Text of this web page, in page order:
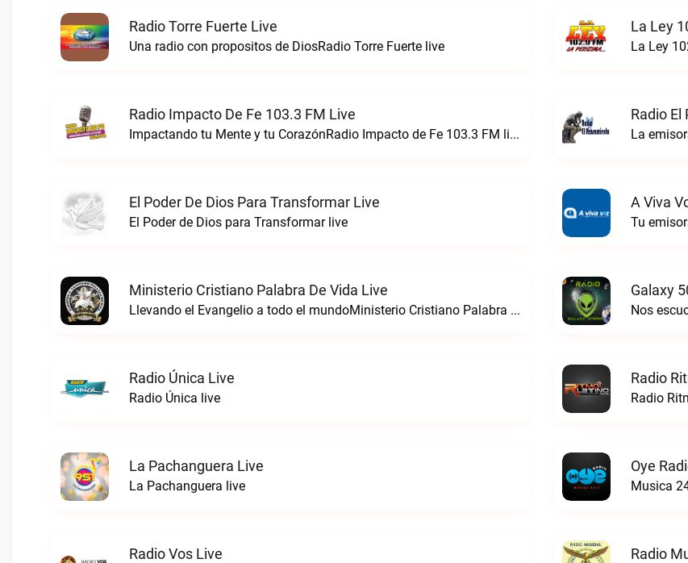
Radio Torre Fuerte Live
Una radio con propositos de DiosRadio Torre Fuerte live
La Ley
La Ley
Radio Impacto De Fe 103.3 FM Live
Impactando tu Mente y tu CorazónRadio Impacto de Fe 103.3 FM live
Radio
La
El Poder De Dios Para Transformar Live
El Poder de Dios para Transformar live
A Viva
Tu
Ministerio Cristiano Palabra De Vida Live
Llevando el Evangelio a todo el mundoMinisterio Cristiano Palabra de Vida live
Galaxy
Nos
Radio Única Live
Radio Única live
Radio
Radio
La Pachanguera Live
La Pachanguera live
Oye
Musica
Radio Vos Live Radio